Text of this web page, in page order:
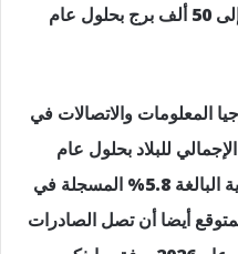
وزيادة عدد أبراج الهاتف المحمول إلى 50 ألف برج بحلول عام
المعلومات والاتصالات في
الإجمالي للبلاد بحلول عام
2030، وهي زيادة عن النسبة الحالية البالغة 5.8% المسجلة في
2023/2024، ومن المتوقع أيضا أن تصل الصادرات